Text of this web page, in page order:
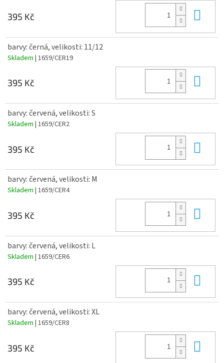
395 Kč
barvy: černá, velikosti: 11/12
Skladem | 1659/CER19
395 Kč
barvy: červená, velikosti: S
Skladem | 1659/CER2
395 Kč
barvy: červená, velikosti: M
Skladem | 1659/CER4
395 Kč
barvy: červená, velikosti: L
Skladem | 1659/CER6
395 Kč
barvy: červená, velikosti: XL
Skladem | 1659/CER8
395 Kč